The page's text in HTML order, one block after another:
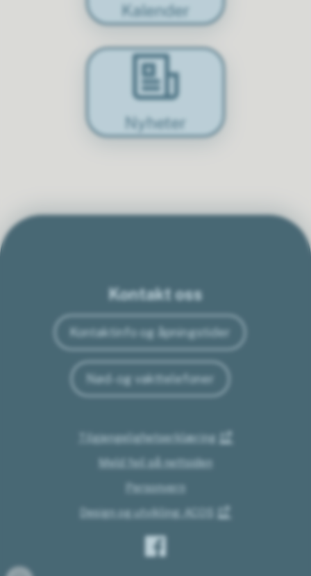
Kalender
Nyheter
Kontakt oss
Kontaktinfo og åpningstider
Nød- og vakttelefoner
Tilgjengelighetserklæring
Meld feil på nettsiden
Personvern
Design og utvikling: ACOS